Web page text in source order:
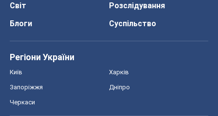
Світ
Розслідування
Блоги
Суспільство
Регіони України
Київ Харків
Запоріжжя Дніпро
Черкаси